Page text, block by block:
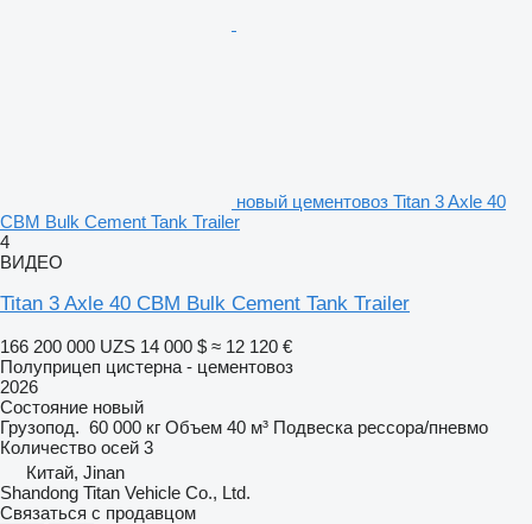
новый цементовоз Titan 3 Axle 40
CBM Bulk Cement Tank Trailer
4
ВИДЕО
Titan 3 Axle 40 CBM Bulk Cement Tank Trailer
166 200 000 UZS 14 000 $ ≈ 12 120 €
Полуприцеп цистерна - цементовоз
2026
Состояние новый
Грузопод. 60 000 кг Объем 40 м³ Подвеска рессора/пневмо
Количество осей 3
Китай, Jinan
Shandong Titan Vehicle Co., Ltd.
Связаться с продавцом